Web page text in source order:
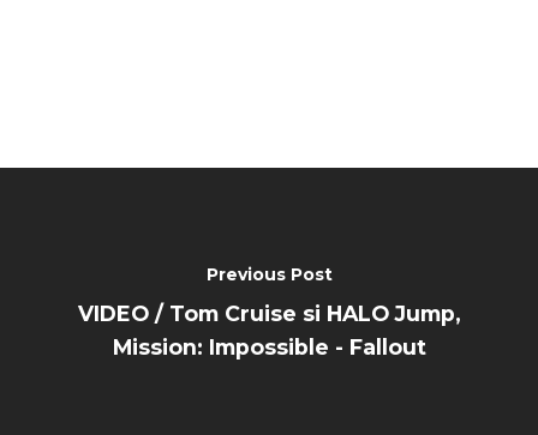
Previous Post
VIDEO / Tom Cruise si HALO Jump,
Mission: Impossible - Fallout